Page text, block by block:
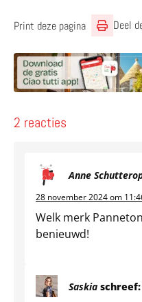
Print deze pagina Deel
2 reacties
Anne
28 november 2024 om
Welk merk
benieuwd!
Saskia schreef: